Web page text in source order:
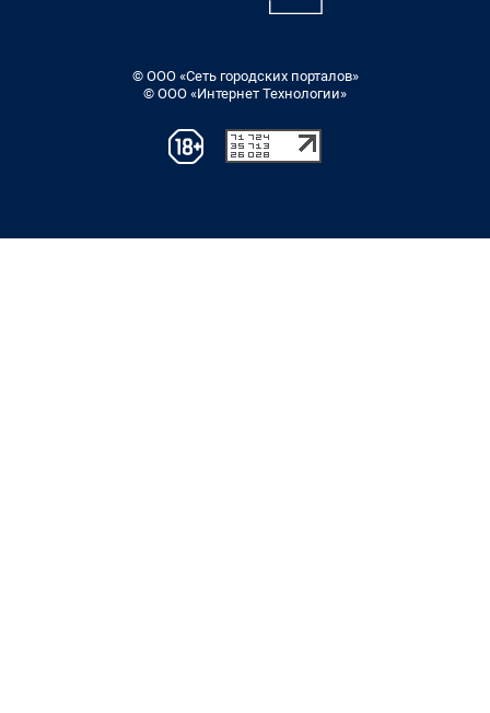
© ООО «Сеть городских порталов»
© ООО «Интернет Технологии»